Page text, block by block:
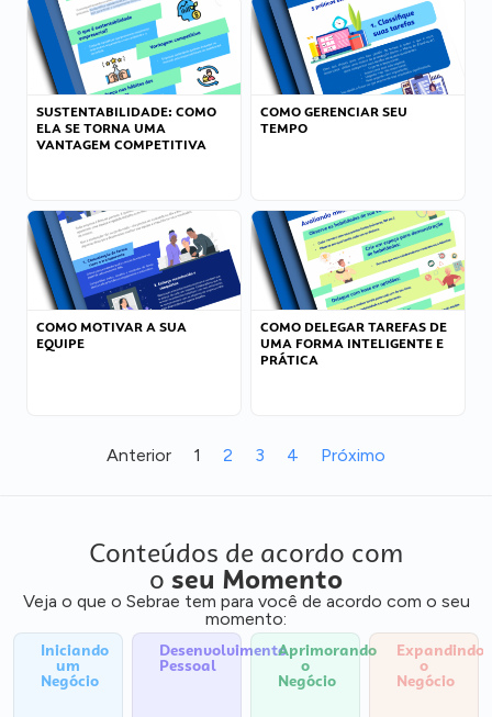
SUSTENTABILIDADE: COMO
ELA SE TORNA UMA
VANTAGEM COMPETITIVA
COMO GERENCIAR SEU
TEMPO
COMO MOTIVAR A SUA
EQUIPE
COMO DELEGAR TAREFAS DE
UMA FORMA INTELIGENTE E
PRÁTICA
Anterior 1 2 3 4 Próximo
Conteúdos de acordo com
o seu Momento
Veja o que o Sebrae tem para você de acordo com o seu
momento:
Iniciando
um
Negócio
Desenvolvimento
Pessoal
Aprimorando
o
Negócio
Expandindo
o
Negócio